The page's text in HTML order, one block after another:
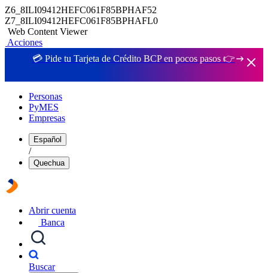
Z6_8ILI09412HEFC061F85BPHAF52
Z7_8ILI09412HEFC061F85BPHAFL0
Web Content Viewer
Acciones
💳 Pide tu Tarjeta de Crédito BCP en pocos pasos 👉
Personas
PyMES
Empresas
Español
/
Quechua
Abrir cuenta
Banca
Buscar